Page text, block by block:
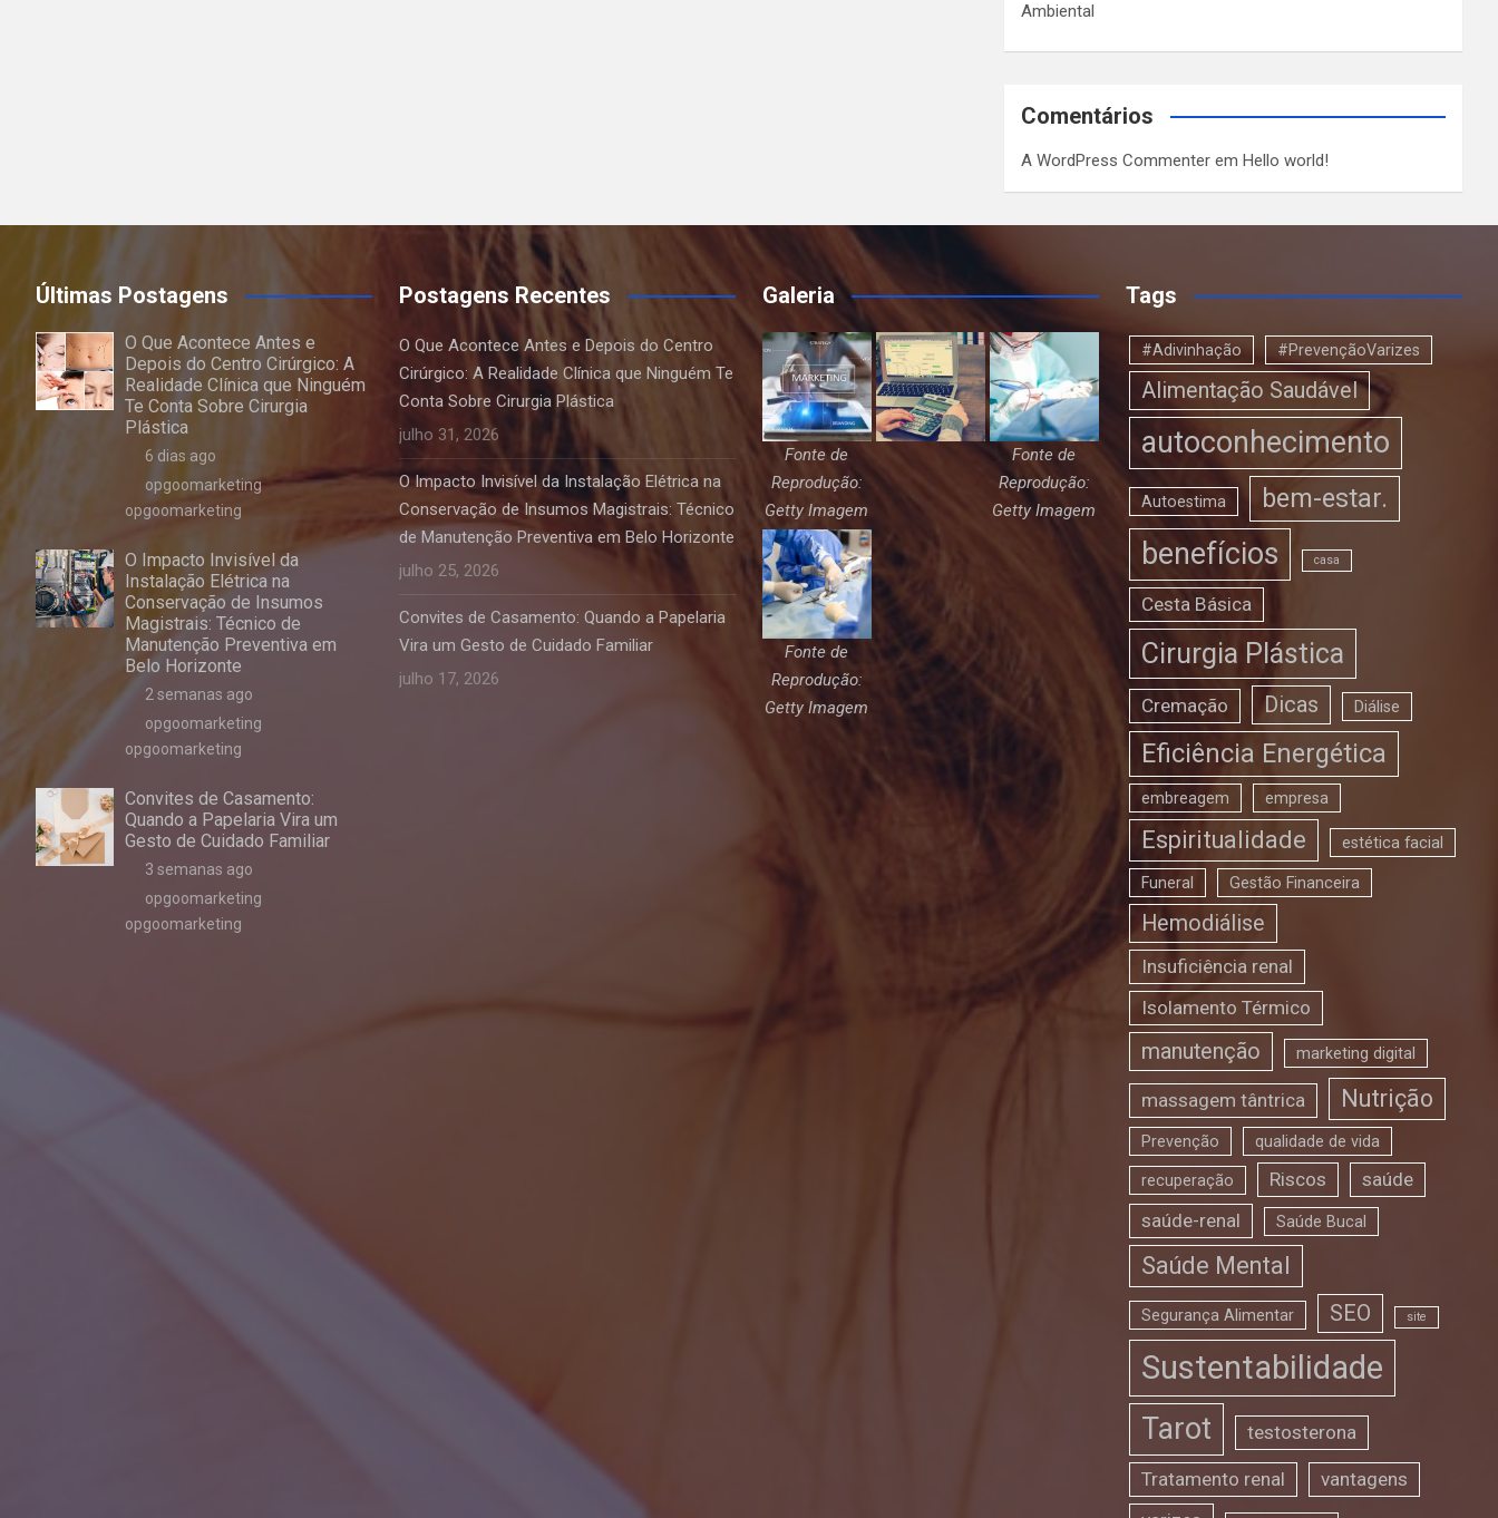
Ambiental
Comentários
A WordPress Commenter emHello world!
Últimas Postagens
O Que Acontece Antes e
Depois do Centro Cirúrgico: A
Realidade Clínica que Ninguém
Te Conta Sobre Cirurgia
Plástica
6 dias ago
opgoomarketing
opgoomarketing
O Impacto Invisível da
Instalação Elétrica na
Conservação de Insumos
Magistrais: Técnico de
Manutenção Preventiva em
Belo Horizonte
2 semanas ago
opgoomarketing
opgoomarketing
Convites de Casamento:
Quando a Papelaria Vira um
Gesto de Cuidado Familiar
3 semanas ago
opgoomarketing
opgoomarketing
Postagens Recentes
O Que Acontece Antes e Depois do Centro
Cirúrgico: A Realidade Clínica que Ninguém Te
Conta Sobre Cirurgia Plástica
julho 31, 2026
O Impacto Invisível da Instalação Elétrica na
Conservação de Insumos Magistrais: Técnico
de Manutenção Preventiva em Belo Horizonte
julho 25, 2026
Convites de Casamento: Quando a Papelaria
Vira um Gesto de Cuidado Familiar
julho 17, 2026
Galeria
Fonte de
Reprodução:
Getty Imagem
Fonte de
Reprodução:
Getty Imagem
Fonte de
Reprodução:
Getty Imagem
Tags
#Adivinhação #PrevençãoVarizes
Alimentação Saudável
autoconhecimento
Autoestima bem-estar.
benefícios casa
Cesta Básica
Cirurgia Plástica
Cremação Dicas Diálise
Eficiência Energética
embreagem empresa
Espiritualidade estética facial
Funeral Gestão Financeira
Hemodiálise
Insuficiência renal
Isolamento Térmico
manutenção marketing digital
massagem tântrica Nutrição
Prevenção qualidade de vida
recuperação Riscos
saúde
saúde-renal
Saúde Bucal
Saúde Mental
Segurança Alimentar SEO site
Sustentabilidade
Tarot testosterona
Tratamento renal
vantagens